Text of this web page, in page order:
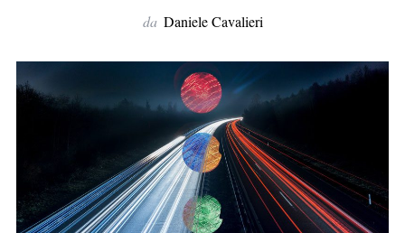
da Daniele Cavalieri